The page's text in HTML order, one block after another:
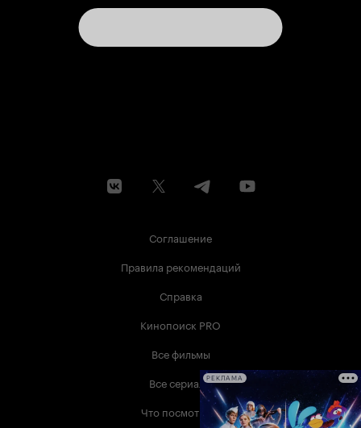
Соглашение
Правила рекомендаций
Справка
Кинопоиск PRO
Все фильмы
Все сериалы
Что посмотреть
РЕКЛАМА